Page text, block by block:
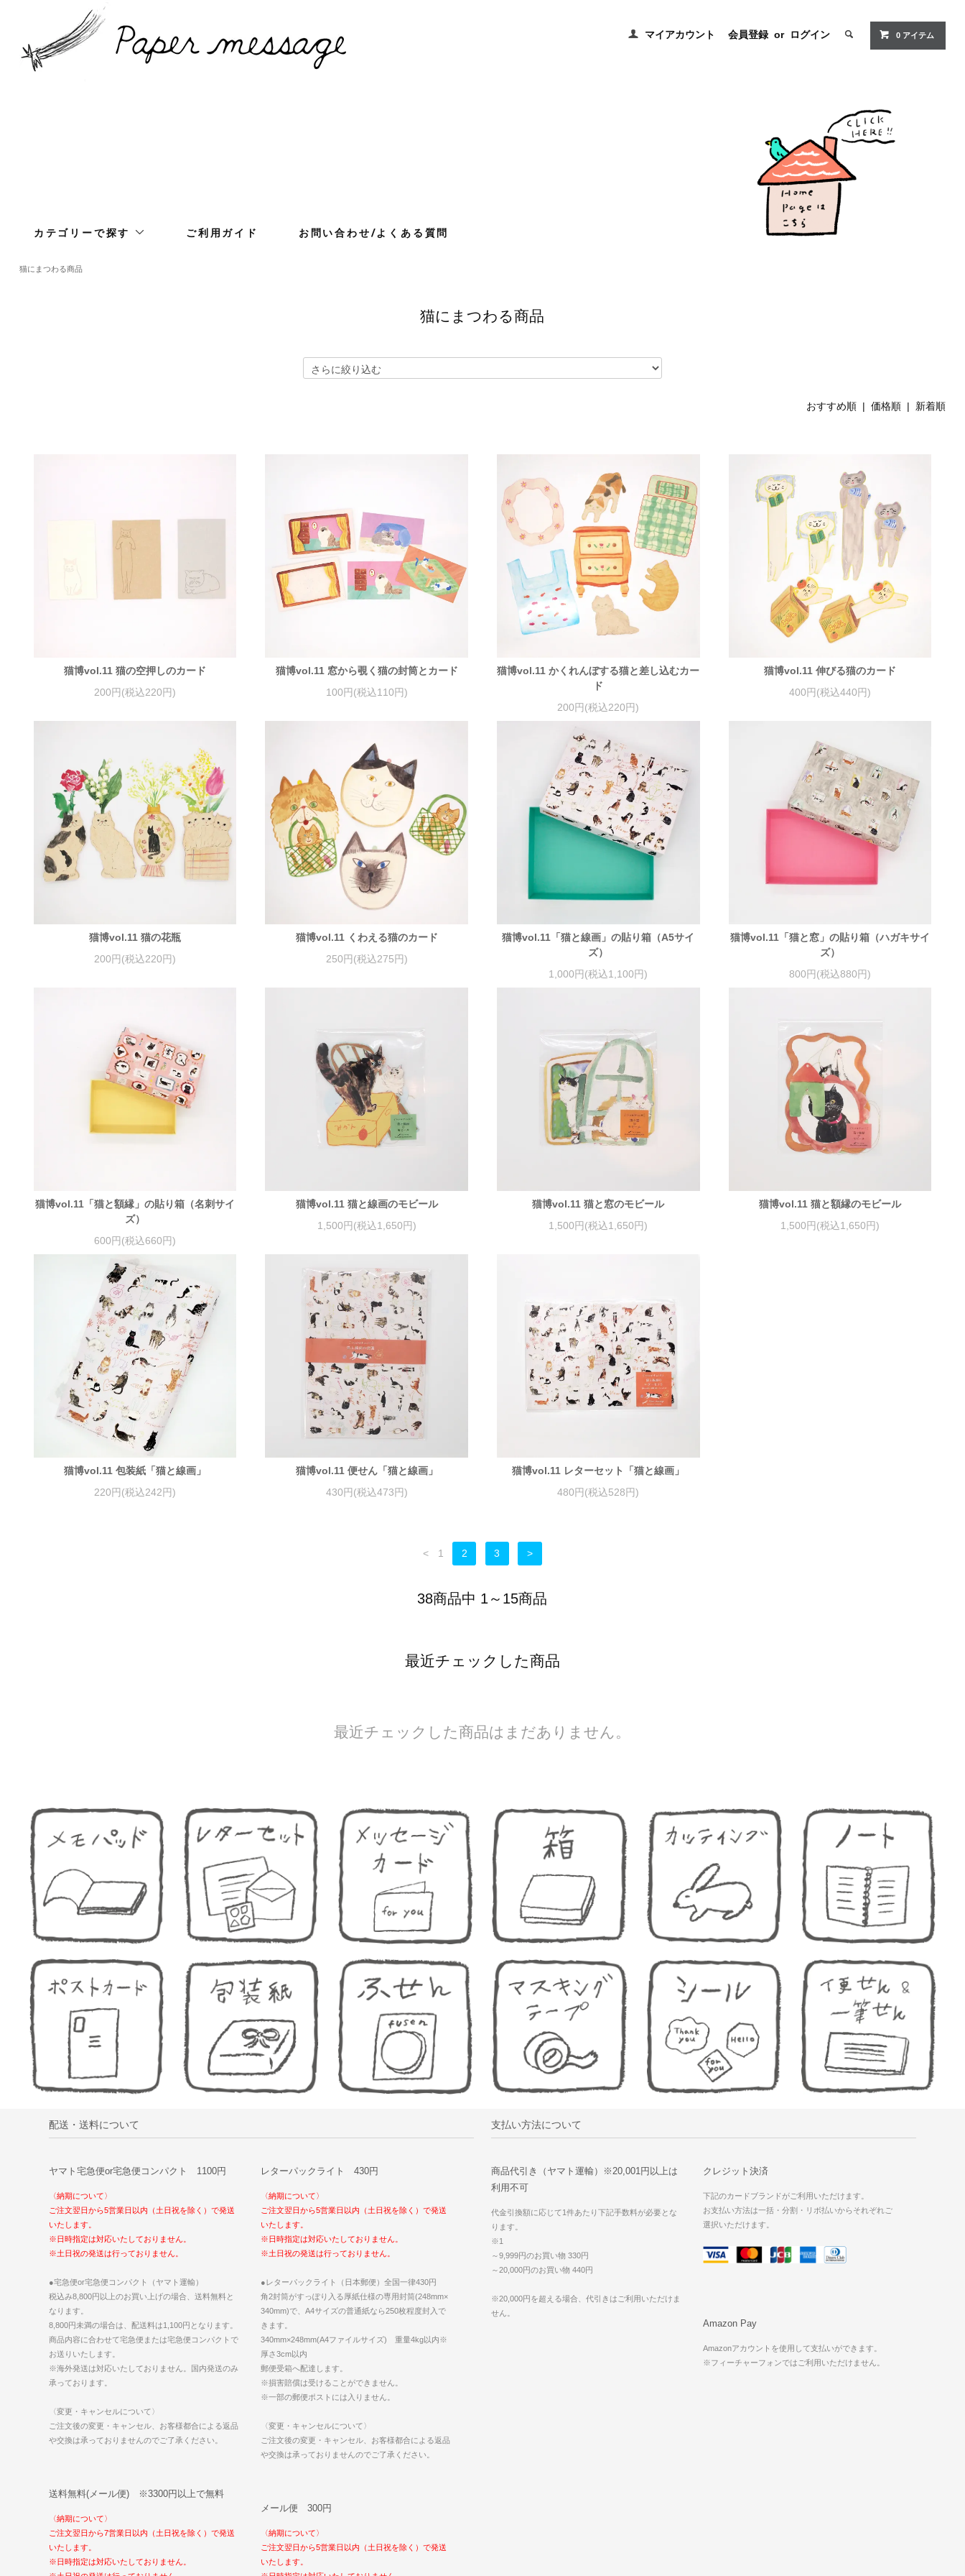
マイアカウント 会員登録 or ログイン 0 アイテム
カテゴリーで探す ご利用ガイド お問い合わせ/よくある質問
猫にまつわる商品
猫にまつわる商品
おすすめ順 |価格順 | 新着順
猫博vol.11 猫の空押しのカード
200円(税込220円)
猫博vol.11 窓から覗く猫の封筒とカード
100円(税込110円)
猫博vol.11 かくれんぼする猫と差し込むカー
ド
200円(税込220円)
猫博vol.11 伸びる猫のカード
400円(税込440円)
猫博vol.11 猫の花瓶
200円(税込220円)
猫博vol.11 くわえる猫のカード
250円(税込275円)
猫博vol.11「猫と線画」の貼り箱（A5サイ
ズ）
1,000円(税込1,100円)
猫博vol.11「猫と窓」の貼り箱（ハガキサイ
ズ）
800円(税込880円)
猫博vol.11「猫と額縁」の貼り箱（名刺サイ
ズ）
600円(税込660円)
猫博vol.11 猫と線画のモビール
1,500円(税込1,650円)
猫博vol.11 猫と窓のモビール
1,500円(税込1,650円)
猫博vol.11 猫と額縁のモビール
1,500円(税込1,650円)
猫博vol.11 包装紙「猫と線画」
220円(税込242円)
猫博vol.11 便せん「猫と線画」
430円(税込473円)
猫博vol.11 レターセット「猫と線画」
480円(税込528円)
< 1 2 3 >
38商品中 1～15商品
最近チェックした商品
最近チェックした商品はまだありません。
配送・送料について
ヤマト宅急便or宅急便コンパクト 1100円
〈納期について〉
ご注文翌日から5営業日以内（土日祝を除く）で発送
いたします。
※日時指定は対応いたしておりません。
※土日祝の発送は行っておりません。
●宅急便or宅急便コンパクト（ヤマト運輸）
税込み8,800円以上のお買い上げの場合、送料無料と
なります。
8,800円未満の場合は、配送料は1,100円となります。
商品内容に合わせて宅急便または宅急便コンパクトで
お送りいたします。
※海外発送は対応いたしておりません。国内発送のみ
承っております。
〈変更・キャンセルについて〉
ご注文後の変更・キャンセル、お客様都合による返品
や交換は承っておりませんのでご了承ください。
レターパックライト 430円
〈納期について〉
ご注文翌日から5営業日以内（土日祝を除く）で発送
いたします。
※日時指定は対応いたしておりません。
※土日祝の発送は行っておりません。
●レターパックライト（日本郵便）全国一律430円
角2封筒がすっぽり入る厚紙仕様の専用封筒(248mm×
340mm)で、A4サイズの普通紙なら250枚程度封入で
きます。
340mm×248mm(A4ファイルサイズ) 重量4kg以内※
厚さ3cm以内
郵便受箱へ配達します。
※損害賠償は受けることができません。
※一部の郵便ポストには入りません。
〈変更・キャンセルについて〉
ご注文後の変更・キャンセル、お客様都合による返品
や交換は承っておりませんのでご了承ください。
送料無料(メール便) ※3300円以上で無料
〈納期について〉
ご注文翌日から7営業日以内（土日祝を除く）で発送
いたします。
※日時指定は対応いたしておりません。
メール便 300円
〈納期について〉
ご注文翌日から5営業日以内（土日祝を除く）で発送
いたします。
支払い方法について
商品代引き（ヤマト運輸）※20,001円以上は
利用不可
代金引換額に応じて1件あたり下記手数料が必要とな
ります。
※1
～9,999円のお買い物 330円
～20,000円のお買い物 440円
※20,000円を超える場合、代引きはご利用いただけま
せん。
クレジット決済
下記のカードブランドがご利用いただけます。
お支払い方法は一括・分割・リボ払いからそれぞれご
選択いただけます。
Amazon Pay
Amazonアカウントを使用して支払いができます。
※フィーチャーフォンではご利用いただけません。